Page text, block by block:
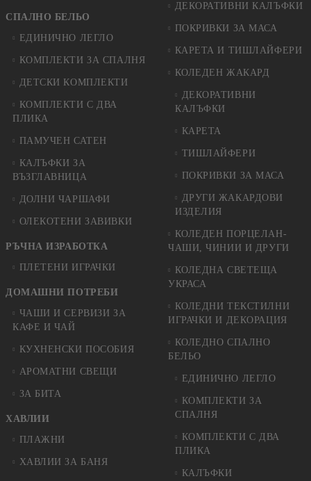
СПАЛНО БЕЛЬО
ЕДИНИЧНО ЛЕГЛО
КОМПЛЕКТИ ЗА СПАЛНЯ
ДЕТСКИ КОМПЛЕКТИ
КОМПЛЕКТИ С ДВА
ПЛИКА
ПАМУЧЕН САТЕН
КАЛЪФКИ ЗА
ВЪЗГЛАВНИЦА
ДОЛНИ ЧАРШАФИ
ОЛЕКОТЕНИ ЗАВИВКИ
РЪЧНА ИЗРАБОТКА
ПЛЕТЕНИ ИГРАЧКИ
ДОМАШНИ ПОТРЕБИ
ЧАШИ И СЕРВИЗИ ЗА
КАФЕ И ЧАЙ
КУХНЕНСКИ ПОСОБИЯ
АРОМАТНИ СВЕЩИ
ЗА БИТА
ХАВЛИИ
ПЛАЖНИ
ХАВЛИИ ЗА БАНЯ
ДЕКОРАТИВНИ КАЛЪФКИ
ПОКРИВКИ ЗА МАСА
КАРЕТА И ТИШЛАЙФЕРИ
КОЛЕДЕН ЖАКАРД
ДЕКОРАТИВНИ
КАЛЪФКИ
КАРЕТА
ТИШЛАЙФЕРИ
ПОКРИВКИ ЗА МАСА
ДРУГИ ЖАКАРДОВИ
ИЗДЕЛИЯ
КОЛЕДЕН ПОРЦЕЛАН-
ЧАШИ, ЧИНИИ И ДРУГИ
КОЛЕДНА СВЕТЕЩА
УКРАСА
КОЛЕДНИ ТЕКСТИЛНИ
ИГРАЧКИ И ДЕКОРАЦИЯ
КОЛЕДНO СПАЛНO
БЕЛЬО
ЕДИНИЧНО ЛЕГЛО
КОМПЛЕКТИ ЗА
СПАЛНЯ
КОМПЛЕКТИ С ДВА
ПЛИКА
КАЛЪФКИ